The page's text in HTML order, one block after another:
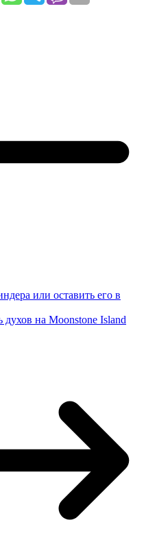
или оставить его в
на Moonstone Island